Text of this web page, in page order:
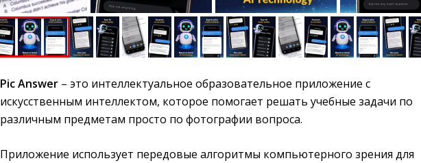
Pic Answer – это интеллектуальное образовательное приложение с
искусственным интеллектом, которое помогает решать учебные задачи по
различным предметам просто по фотографии вопроса.
Приложение использует передовые алгоритмы компьютерного зрения для